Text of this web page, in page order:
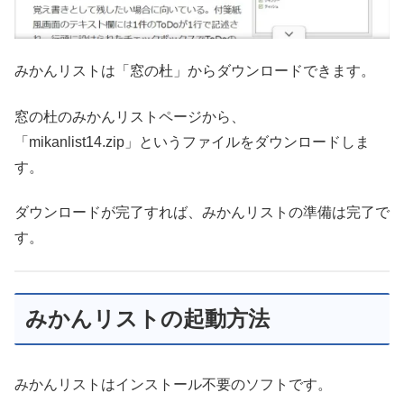
みかんリストは「窓の杜」からダウンロードできます。
窓の杜のみかんリストページから、
「mikanlist14.zip」というファイルをダウンロードしま
す。
ダウンロードが完了すれば、みかんリストの準備は完了で
す。
みかんリストの起動方法
みかんリストはインストール不要のソフトです。